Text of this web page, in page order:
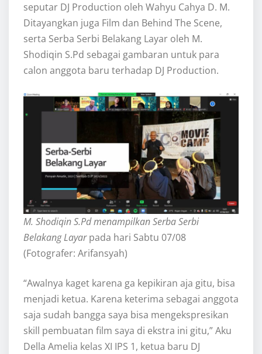
seputar DJ Production oleh Wahyu Cahya D. M.
Ditayangkan juga Film dan Behind The Scene,
serta Serba Serbi Belakang Layar oleh M.
Shodiqin S.Pd sebagai gambaran untuk para
calon anggota baru terhadap DJ Production.
M. Shodiqin S.Pd menampilkan Serba Serbi
Belakang Layarpada hari Sabtu 07/08
(Fotografer: Arifansyah)
“Awalnya kaget karena ga kepikiran aja gitu, bisa
menjadi ketua. Karena keterima sebagai anggota
saja sudah bangga saya bisa mengekspresikan
skill pembuatan film saya di ekstra ini gitu,” Aku
Della Amelia kelas XI IPS 1, ketua baru DJ